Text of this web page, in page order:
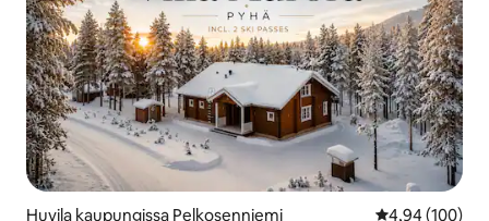
Huvila kaupungissa Pelkosenniemi 4,94 (100)